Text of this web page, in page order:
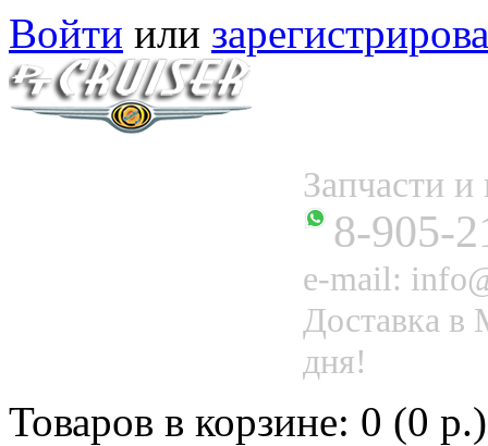
Войти или
Запчасти
8-905-
e-mail:
Доставка в
дня!
Товаров в корзине: 0 (0 р.)